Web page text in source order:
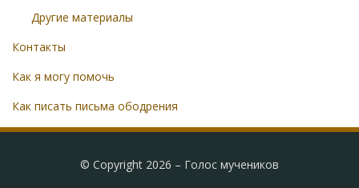
Другие материалы
Контакты
Как я могу помочь
Как писать письма ободрения
© Copyright 2026 – Голос мучеников